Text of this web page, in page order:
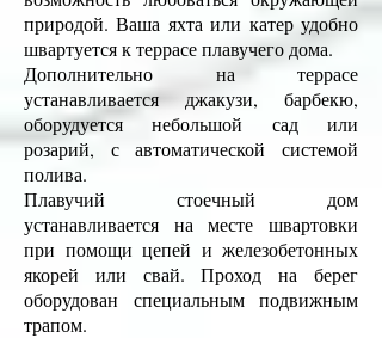
природой. Ваша яхта или катер удобно
швартуется к террасе плавучего дома.
Дополнительно на террасе
устанавливается джакузи, барбекю,
оборудуется небольшой сад или
розарий, с автоматической системой
полива.
Плавучий стоечный дом
устанавливается на месте швартовки
при помощи цепей и железобетонных
якорей или свай. Проход на берег
оборудован специальным подвижным
трапом.